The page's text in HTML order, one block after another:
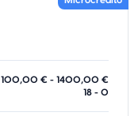
100,00 € - 1400,00 €
18 - 0